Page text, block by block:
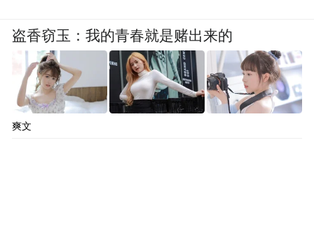
盗香窃玉：我的青春就是赌出来的
爽文